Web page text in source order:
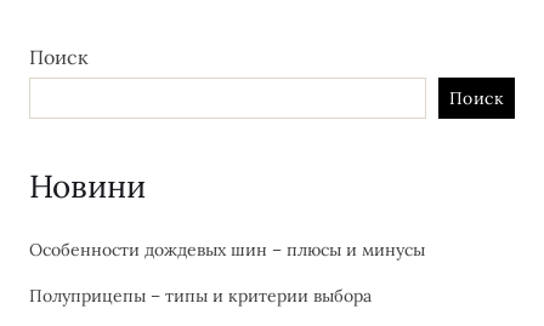
Поиск
Поиск
Новини
Особенности дождевых шин – плюсы и минусы
Полуприцепы – типы и критерии выбора